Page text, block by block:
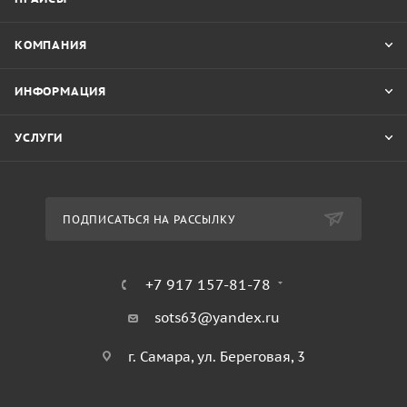
КОМПАНИЯ
ИНФОРМАЦИЯ
УСЛУГИ
ПОДПИСАТЬСЯ НА РАССЫЛКУ
+7 917 157-81-78
sots63@yandex.ru
г. Самара, ул. Береговая, 3